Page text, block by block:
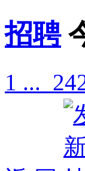
招聘
1 ... 24